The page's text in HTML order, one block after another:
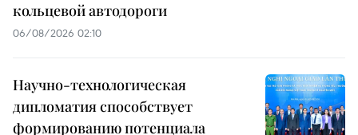
кольцевой автодороги
06/08/2026 02:10
Научно-технологическая
дипломатия способствует
формированию потенциала